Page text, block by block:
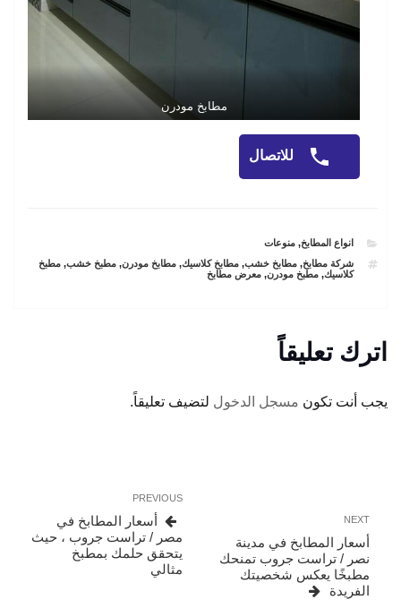
مطابخ مودرن
للاتصال
CATEGORIES
انواع المطابخ,منوعات
TAGS
شركة مطابخ,مطابخ خشب,مطابخ كلاسيك,مطابخ مودرن,مطبخ خشب,مطبخ
كلاسيك,مطبخ مودرن,معرض مطابخ
اترك تعليقاً
يجب أنت تكون مسجل الدخول لتضيف تعليقاً.
المقالات
Previous
Post
PREVIOUS
أسعار المطابخ في
مصر / تراست جروب ، حيث
يتحقق حلمك بمطبخ
مثالي
Next
Post
NEXT
أسعار المطابخ في مدينة
نصر / تراست جروب تمنحك
مطبخًا يعكس شخصيتك
الفريدة